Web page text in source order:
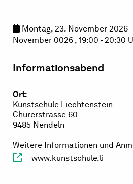
Montag, 23. November 2026
November 0026 , 19:00 - 20:30
Informationsabend
Ort:
Kunstschule Liechtenstein
Churerstrasse 60
9485 Nendeln
Weitere Informationen und
www.kunstschule.li